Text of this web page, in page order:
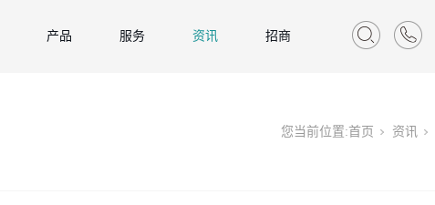
产品 服务 资讯 招商
您当前位置:首页 资讯